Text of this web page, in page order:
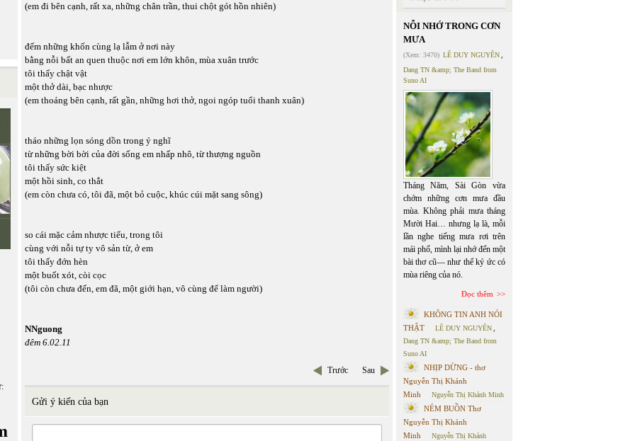
(em đi bên cạnh, rất xa, những chân trần, thui chột gót hồn nhiên)
đếm những khốn cùng lạ lẫm ở nơi này
bằng nỗi bất an quen thuộc nơi em lớn khôn, mùa xuân trước
tôi thấy chật vật
một thở dài, bạc nhược
(em thoáng bên cạnh, rất gần, những hơi thở, ngoi ngóp tuổi thanh xuân)
tháo những lọn sóng dồn trong ý nghĩ
từ những bời bời của đời sống em nhấp nhô, từ thượng nguồn
tôi thấy sức kiệt
một hồi sinh, co thắt
(em còn chưa có, tôi đã, một bỏ cuộc, khúc cúi mặt sang sông)
so cái mặc cảm nhược tiểu, trong tôi
cùng với nỗi tự ty vô sản từ, ở em
tôi thấy đớn hèn
một buốt xót, còi cọc
(tôi còn chưa đến, em đã, một giới hạn, vô cùng để làm người)
NNguong
đêm 6.02.11
Trước Sau
Gửi ý kiến của bạn
NỖI NHỚ TRONG CƠN
MƯA
(Xem: 3470) LÊ DUY NGUYÊN
Dang TN &amp; The Band from
Suno AI
Tháng Năm, Sài Gòn vừa
chớm những cơn mưa đầu
mùa. Không phải mưa tháng
Mười Hai… nhưng lạ là, mỗi
lần nghe tiếng mưa rơi trên
mái phố, mình lại nhớ đến một
bài thơ cũ— như thể ký ức có
mùa riêng của nó.
Đọc thêm
KHÔNG TIN ANH NÓI
THẬT
LÊ DUY NGUYÊN
Dang TN &amp; The Band from
Suno AI
NHỊP DỪNG - thơ
Nguyễn Thị Khánh
Minh
Nguyễn Thị Khánh Minh
NÉM BUỒN Thơ
Nguyễn Thị Khánh
Minh
Nguyễn Thị Khánh